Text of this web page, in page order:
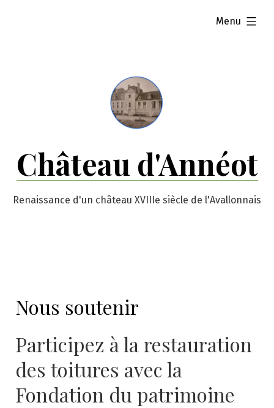
Château d'Annéot
Renaissance d'un château XVIIIe siècle de l'Avallonnais
Menu
expanded
Nous soutenir
Participez à la restauration
des toitures avec la
Fondation du patrimoine